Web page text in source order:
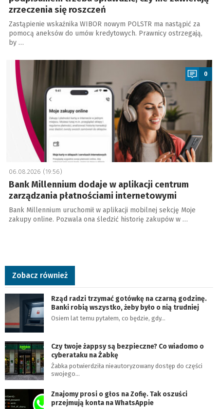
zrzeczenia się roszczeń
Zastąpienie wskaźnika WIBOR nowym POLSTR ma nastąpić za
pomocą aneksów do umów kredytowych. Prawnicy ostrzegają,
by …
0
06.08.2026 (19:56)
Bank Millennium dodaje w aplikacji centrum
zarządzania płatnościami internetowymi
Bank Millennium uruchomił w aplikacji mobilnej sekcję Moje
zakupy online. Pozwala ona śledzić historię zakupów w …
Zobacz również
Rząd radzi trzymać gotówkę na czarną godzinę.
Banki robią wszystko, żeby było o nią trudniej
Osiem lat temu pytałem, co będzie, gdy…
Czy twoje żappsy są bezpieczne? Co wiadomo o
cyberataku na Żabkę
Żabka potwierdziła nieautoryzowany dostęp do części
swojego…
Znajomy prosi o głos na Zofię. Tak oszuści
przejmują konta na WhatsAppie